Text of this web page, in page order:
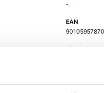
-
EAN
Metal
Perle